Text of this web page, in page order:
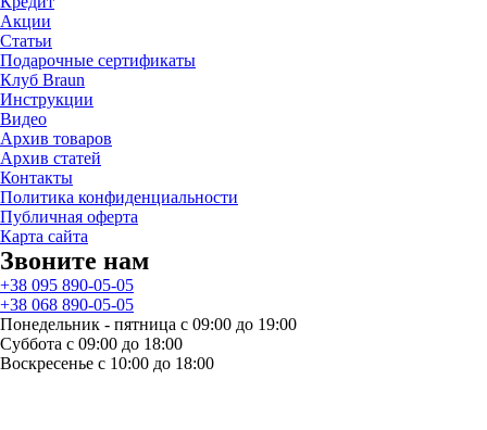
Акции
Статьи
Подарочные сертификаты
Клуб Braun
Инструкции
Видео
Архив товаров
Архив статей
Контакты
Политика конфиденциальности
Публичная оферта
Карта сайта
Звоните нам
+38 095 890-05-05
+38 068 890-05-05
Понедельник - пятница с 09:00 до 19:00
Суббота с 09:00 до 18:00
Воскресенье с 10:00 до 18:00